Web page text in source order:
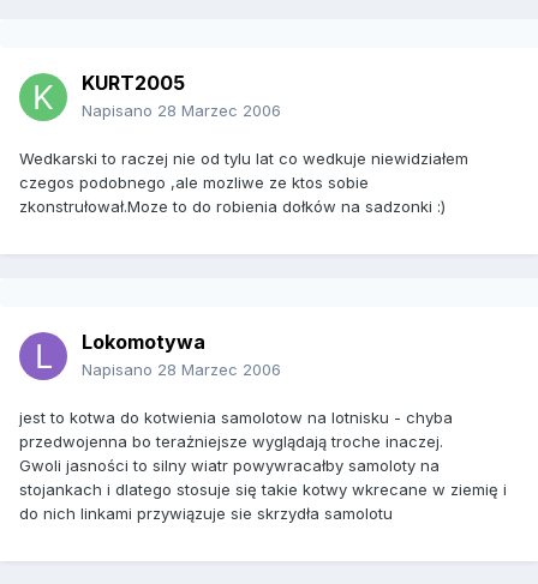
KURT2005
Napisano 28 Marzec 2006
Wedkarski to raczej nie od tylu lat co wedkuje niewidziałem
czegos podobnego ,ale mozliwe ze ktos sobie
zkonstrułował.Moze to do robienia dołków na sadzonki :)
Lokomotywa
Napisano 28 Marzec 2006
jest to kotwa do kotwienia samolotow na lotnisku - chyba
przedwojenna bo terażniejsze wyglądają troche inaczej.
Gwoli jasności to silny wiatr powywracałby samoloty na
stojankach i dlatego stosuje się takie kotwy wkrecane w ziemię i
do nich linkami przywiązuje sie skrzydła samolotu